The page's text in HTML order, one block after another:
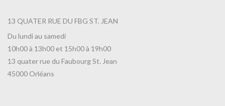
13 QUATER RUE DU FBG ST. JEAN
Du lundi au samedi
10h00 à 13h00 et 15h00 à 19h00
13 quater rue du Faubourg St. Jean
45000 Orléans